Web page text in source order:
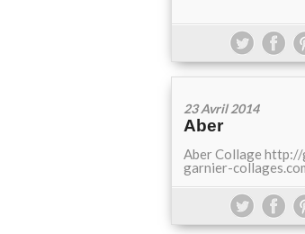
23 Avril 2014
Aber
Aber Collage
garnier-